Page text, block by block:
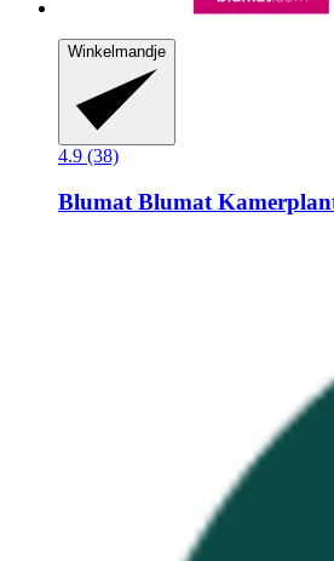
Winkelmandje
4.9 (38)
BlumatBlumat